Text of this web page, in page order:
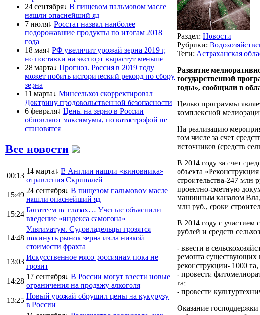
24 сентября↓ В пищевом пальмовом масле
нашли опаснейший яд
7 июля↓ Росстат назвал наиболее
подорожавшие продукты по итогам 2018
года
18 мая↓ РФ увеличит урожай зерна 2019 г,
но поставки на экспорт вырастут меньше
28 марта↓ Прогноз. Россия в 2019 году
может побить исторический рекорд по сбору
зерна
11 марта↓ Минсельхоз скорректировал
Доктрину продовольственной безопасности
6 февраля↓ Цены на зерно в России
обновляют максимумы, но катастрофой не
становятся
Все новости
00:13
14 марта↓ В Англии нашли «виновника»
отравления Скрипалей
15:49
24 сентября↓ В пищевом пальмовом масле
нашли опаснейший яд
15:24
Богатеем на глазах… Ученые объяснили
введение «индекса самогона»
14:48
Ультиматум. Судовладельцы грозятся
покинуть рынок зерна из-за низкой
стоимости фрахта
13:03
Искусственное мясо россиянам пока не
грозит
14:28
17 сентября↓ В России могут ввести новые
ограничения на продажу алкоголя
13:25
Новый урожай обрушил цены на кукурузу
в России
Раздел: Новости
Рубрики:
Теги: Астраханская
Развитие
государственной
годы», сообщили в
Целью программы
комплексной
На реализацию
том числе за счет
источников (средств
В 2014 году за счет
объекта
строительства-247 млн
проектно-сметную
машинным каналом
млн руб., сроки
В 2014 году с участием
рублей и средств
- ввести в
ремонта существующих
реконструкции- 1000
- провести
га;
- провести
Оказание господдержки